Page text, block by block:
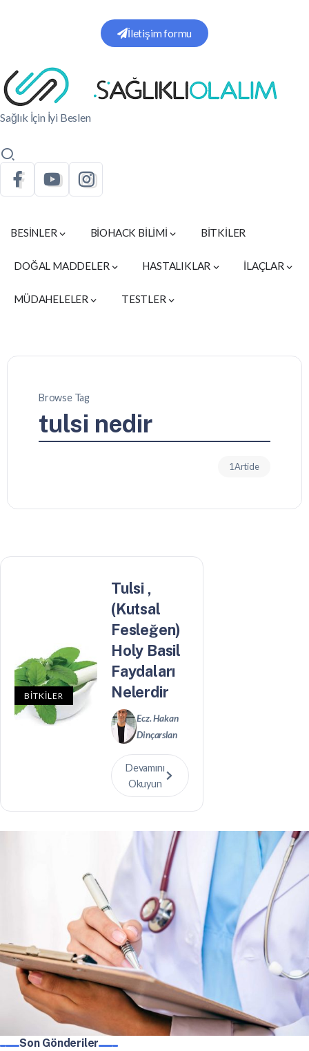
İletişim formu
Sağlık İçin İyi Beslen
BESİNLER BİOHACK BİLİMİ BİTKİLER
DOĞAL MADDELER HASTALIKLAR İLAÇLAR
MÜDAHELELER TESTLER
Browse Tag
tulsi nedir
1 Article
BİTKİLER
Tulsi ,
(Kutsal
Fesleğen)
Holy Basil
Faydaları
Nelerdir
Ecz. Hakan
Dinçarslan
Devamını
Okuyun
Son Gönderiler